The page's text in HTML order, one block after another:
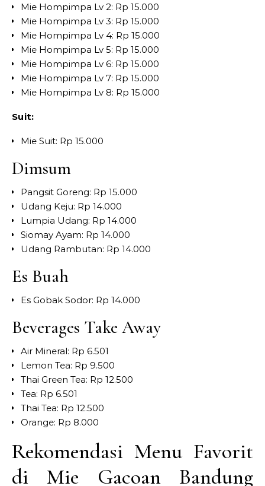
Mie Hompimpa Lv 2: Rp 15.000
Mie Hompimpa Lv 3: Rp 15.000
Mie Hompimpa Lv 4: Rp 15.000
Mie Hompimpa Lv 5: Rp 15.000
Mie Hompimpa Lv 6: Rp 15.000
Mie Hompimpa Lv 7: Rp 15.000
Mie Hompimpa Lv 8: Rp 15.000
Suit:
Mie Suit: Rp 15.000
Dimsum
Pangsit Goreng: Rp 15.000
Udang Keju: Rp 14.000
Lumpia Udang: Rp 14.000
Siomay Ayam: Rp 14.000
Udang Rambutan: Rp 14.000
Es Buah
Es Gobak Sodor: Rp 14.000
Beverages Take Away
Air Mineral: Rp 6.501
Lemon Tea: Rp 9.500
Thai Green Tea: Rp 12.500
Tea: Rp 6.501
Thai Tea: Rp 12.500
Orange: Rp 8.000
Rekomendasi Menu Favorit
di Mie Gacoan Bandung